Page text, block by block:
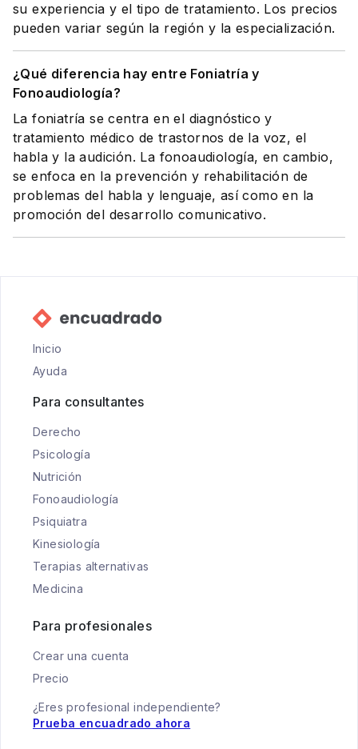
su experiencia y el tipo de tratamiento. Los precios
pueden variar según la región y la especialización.
¿Qué diferencia hay entre Foniatría y
Fonoaudiología?
La foniatría se centra en el diagnóstico y
tratamiento médico de trastornos de la voz, el
habla y la audición. La fonoaudiología, en cambio,
se enfoca en la prevención y rehabilitación de
problemas del habla y lenguaje, así como en la
promoción del desarrollo comunicativo.
Inicio
Ayuda
Para consultantes
Derecho
Psicología
Nutrición
Fonoaudiología
Psiquiatra
Kinesiología
Terapias alternativas
Medicina
Para profesionales
Crear una cuenta
Precio
¿Eres profesional independiente?
Prueba encuadrado ahora